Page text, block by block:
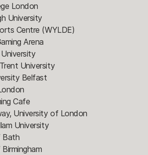
London
University
Centre (WYLDE)
Arena
University
Belfast
Cafe
University of London
University
Bath